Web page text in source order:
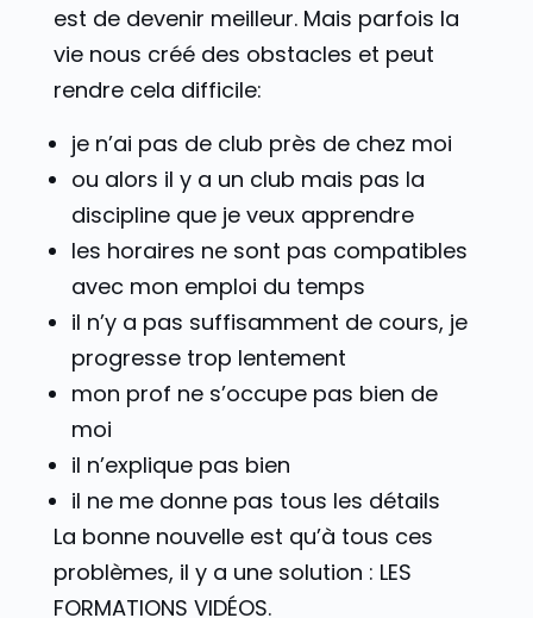
est de devenir meilleur. Mais parfois la
vie nous créé des obstacles et peut
rendre cela difficile:
je n’ai pas de club près de chez moi
ou alors il y a un club mais pas la
discipline que je veux apprendre
les horaires ne sont pas compatibles
avec mon emploi du temps
il n’y a pas suffisamment de cours, je
progresse trop lentement
mon prof ne s’occupe pas bien de
moi
il n’explique pas bien
il ne me donne pas tous les détails
La bonne nouvelle est qu’à tous ces
problèmes, il y a une solution : LES
FORMATIONS VIDÉOS.